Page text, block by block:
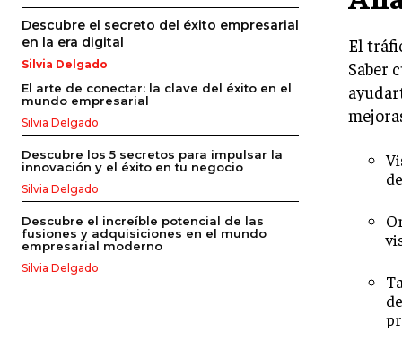
Descubre el secreto del éxito empresarial
en la era digital
Silvia Delgado
El arte de conectar: la clave del éxito en el
mundo empresarial
Silvia Delgado
Descubre los 5 secretos para impulsar la
innovación y el éxito en tu negocio
Silvia Delgado
Descubre el increíble potencial de las
fusiones y adquisiciones en el mundo
empresarial moderno
Silvia Delgado
El
Saber